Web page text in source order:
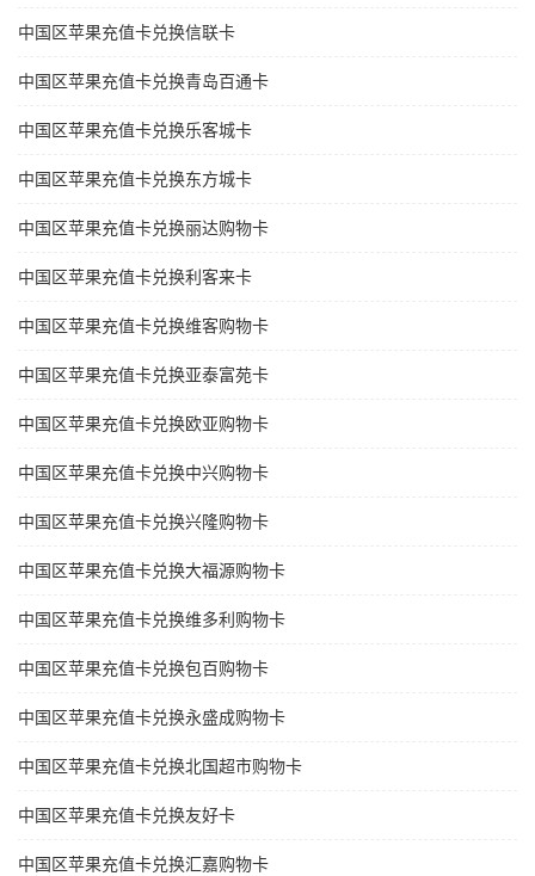
中国区苹果充值卡兑换信联卡
中国区苹果充值卡兑换青岛百通卡
中国区苹果充值卡兑换乐客城卡
中国区苹果充值卡兑换东方城卡
中国区苹果充值卡兑换丽达购物卡
中国区苹果充值卡兑换利客来卡
中国区苹果充值卡兑换维客购物卡
中国区苹果充值卡兑换亚泰富苑卡
中国区苹果充值卡兑换欧亚购物卡
中国区苹果充值卡兑换中兴购物卡
中国区苹果充值卡兑换兴隆购物卡
中国区苹果充值卡兑换大福源购物卡
中国区苹果充值卡兑换维多利购物卡
中国区苹果充值卡兑换包百购物卡
中国区苹果充值卡兑换永盛成购物卡
中国区苹果充值卡兑换北国超市购物卡
中国区苹果充值卡兑换友好卡
中国区苹果充值卡兑换汇嘉购物卡